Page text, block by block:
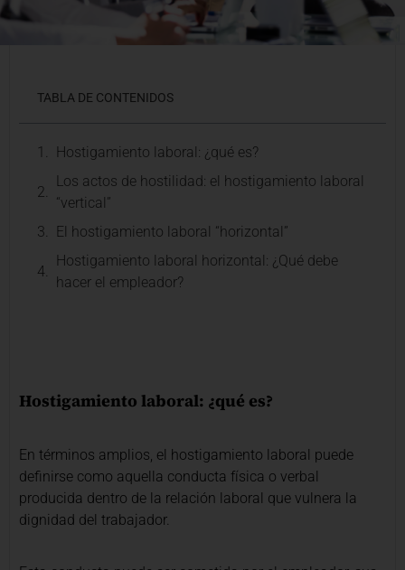
TABLA DE CONTENIDOS
Hostigamiento laboral: ¿qué es?
Los actos de hostilidad: el hostigamiento laboral
“vertical”
El hostigamiento laboral “horizontal”
Hostigamiento laboral horizontal: ¿Qué debe
hacer el empleador?
Hostigamiento laboral: ¿qué es?
En términos amplios, el hostigamiento laboral puede
definirse como aquella conducta física o verbal
producida dentro de la relación laboral que vulnera la
dignidad del trabajador.